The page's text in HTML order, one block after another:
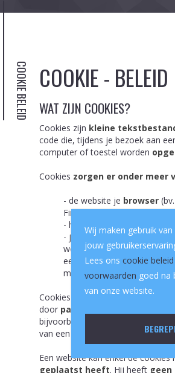
COOKIE BELEID COOKIE - BELEID
WAT ZIJN COOKIES?
Cookies zijn kleine
code die, tijdens je bezoek aan
computer of toestel worden
Cookies zorgen er onder meer
- de website je browser
Firefox, Google Chrome,
- het surfen op de sitesnel
- je persoonlijke instellingen
wordenbijgehouden,
een volgend bezoek je
moet maken.
Cookies kunnen ook worden
door partners
bijvoorbeeld door Google
van een site te meten.
Een website kan enkel de cookies
geplaatst heeft. Hij heeft
Wij maken gebruik
jouw
Lees ons cookie beleid
voorwaarden goed na
van onze website.